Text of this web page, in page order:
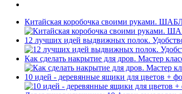
Китайская коробочка своими руками.
12 лучших идей выдвижных полок.
Как сделать накрытие для дров. Мастер
10 идей - деревянные ящики для цветов +